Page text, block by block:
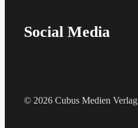
Social Media
© 2026 Cubus Medien Verlag